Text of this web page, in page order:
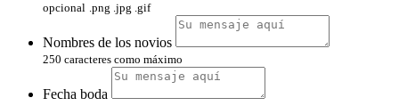
opcional .png .jpg .gif
Nombres de los novios
250 caracteres como máximo
Fecha boda